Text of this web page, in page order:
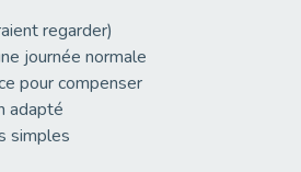
regarder)
journée normale
pour compenser
adapté
simples